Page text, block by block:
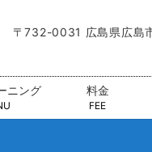
〒732-0031 広島県広
ニング 料金
FEE